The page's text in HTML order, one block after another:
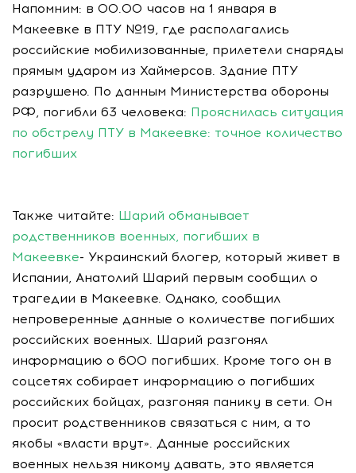
Напомним: в 00.00 часов на 1 января в
Макеевке в ПТУ №19, где располагались
российские мобилизованные, прилетели снаряды
прямым ударом из Хаймерсов. Здание ПТУ
разрушено. По данным Министерства обороны
РФ, погибли 63 человека: Прояснилась ситуация
по обстрелу ПТУ в Макеевке: точное количество
погибших
Также читайте: Шарий обманывает
родственников военных, погибших в
Макеевке- Украинский блогер, который живет в
Испании, Анатолий Шарий первым сообщил о
трагедии в Макеевке. Однако, сообщил
непроверенные данные о количестве погибших
российских военных. Шарий разгонял
информацию о 600 погибших. Кроме того он в
соцсетях собирает информацию о погибших
российских бойцах, разгоняя панику в сети. Он
просит родственников связаться с ним, а то
якобы «власти врут». Данные российских
военных нельзя никому давать, это является